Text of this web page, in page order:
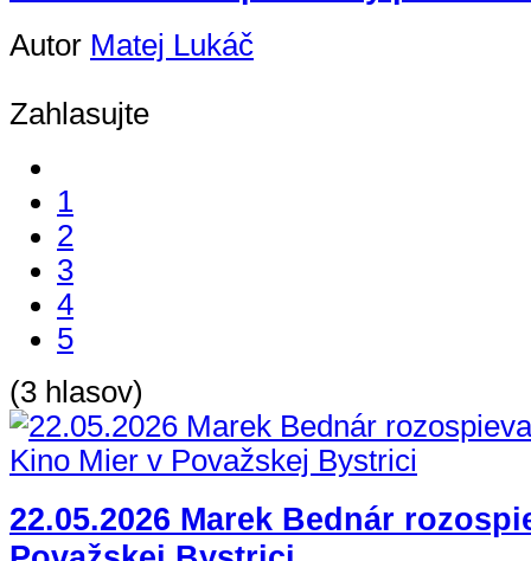
Autor Matej Lukáč
Zahlasujte
1
2
3
4
5
(3 hlasov)
22.05.2026 Marek Bednár